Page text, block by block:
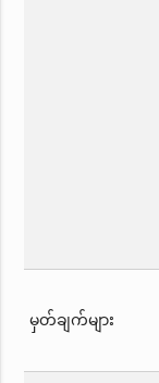
မှတ်ချက်များ